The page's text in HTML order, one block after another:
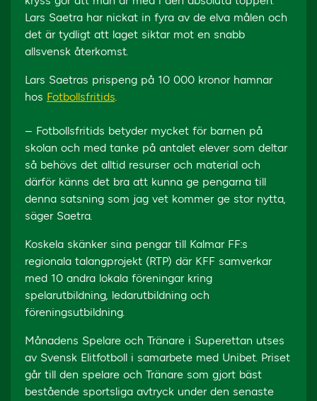
Lars Saetra har nickat in fyra av de elva målen och
det är tydligt att laget siktar mot en snabb
allsvensk återkomst.
Lars Saetras prispeng på 10 000 kronor hamnar
hos Fotbollsfritids.
– Fotbollsfritids betyder mycket för barnen på
skolan och med tanke på antalet elever som deltar
så behövs det alltid resurser och material och
därför känns det bra att kunna ge pengarna till
denna satsning som jag vet kommer ge stor nytta,
säger Saetra.
Koskela skänker sina pengar till Kalmar FF:s
regionala talangprojekt (RTP) där KFF samverkar
med 10 andra lokala föreningar kring
spelarutbildning, ledarutbildning och
föreningsutbildning.
Månadens Spelare och Tränare i Superettan utses
av Svensk Elitfotboll i samarbete med Unibet. Priset
går till den spelare och Tränare som gjort bäst
bestående sportsliga avtryck under den senaste